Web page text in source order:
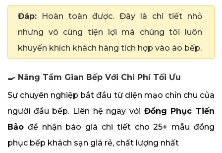
Đáp: Hoàn toàn được. Đây là chi tiết nhỏ
nhưng vô cùng tiện lợi mà chúng tôi luôn
khuyến khích khách hàng tích hợp vào áo bếp.
🍳 Nâng Tầm Gian Bếp Với Chi Phí Tối Ưu
Sự chuyên nghiệp bắt đầu từ diện mạo chỉn chu của
người đầu bếp. Liên hệ ngay với Đồng Phục Tiến
Bảo để nhận báo giá chi tiết cho 25+ mẫu đồng
phục bếp khách sạn giá rẻ, chất lượng nhất